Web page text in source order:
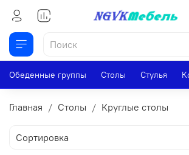
Обеденные группы Столы Стулья
Главная Столы Круглые столы